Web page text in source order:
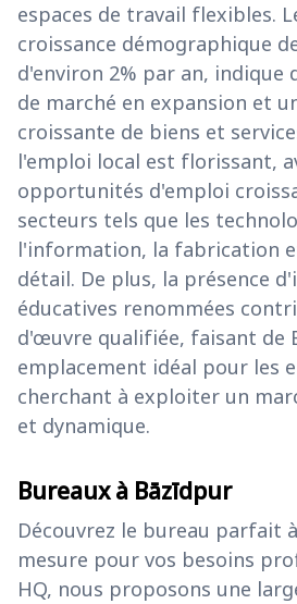
espaces de travail flexibles.
croissance démographique
d'environ 2% par an, indique
de marché en expansion et
croissante de biens et
l'emploi local est florissant,
opportunités d'emploi
secteurs tels que les
l'information, la fabrication
détail. De plus, la présence
éducatives renommées
d'œuvre qualifiée, faisant de
emplacement idéal pour les
cherchant à exploiter un
et dynamique.
Bureaux à Bāzīdpur
Découvrez le bureau parfait
mesure pour vos besoins
HQ, nous proposons une